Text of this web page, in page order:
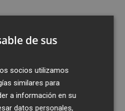
de sus
socios utilizamos
similares para
a información en su
datos personales,